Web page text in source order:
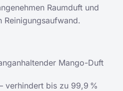
Raumduft und
Mango-Duft
verhindert bis zu 99,9 %